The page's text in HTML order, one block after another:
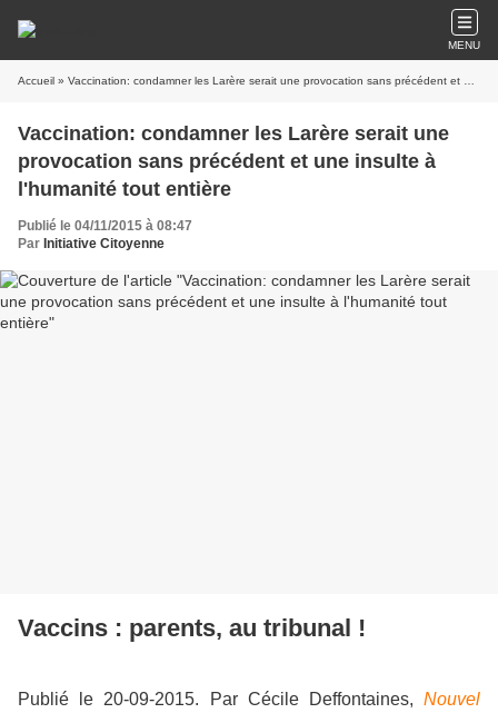
MENU
Accueil » Vaccination: condamner les Larère serait une provocation sans précédent et une insulte à l'humanité tout entière
Vaccination: condamner les Larère serait une
provocation sans précédent et une insulte à
l'humanité tout entière
Publié le 04/11/2015 à 08:47
Par Initiative Citoyenne
Vaccins : parents, au tribunal !
Publié le 20-09-2015. Par Cécile Deffontaines, Nouvel